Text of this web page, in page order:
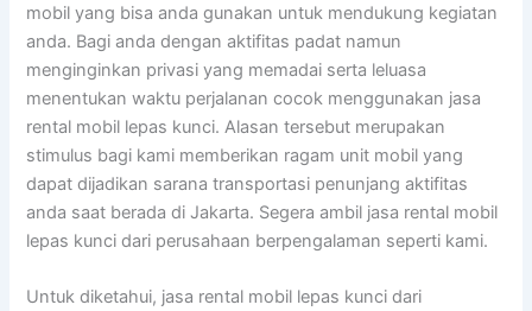
mobil yang bisa anda gunakan untuk mendukung kegiatan
anda. Bagi anda dengan aktifitas padat namun
menginginkan privasi yang memadai serta leluasa
menentukan waktu perjalanan cocok menggunakan jasa
rental mobil lepas kunci. Alasan tersebut merupakan
stimulus bagi kami memberikan ragam unit mobil yang
dapat dijadikan sarana transportasi penunjang aktifitas
anda saat berada di Jakarta. Segera ambil jasa rental mobil
lepas kunci dari perusahaan berpengalaman seperti kami.
Untuk diketahui, jasa rental mobil lepas kunci dari